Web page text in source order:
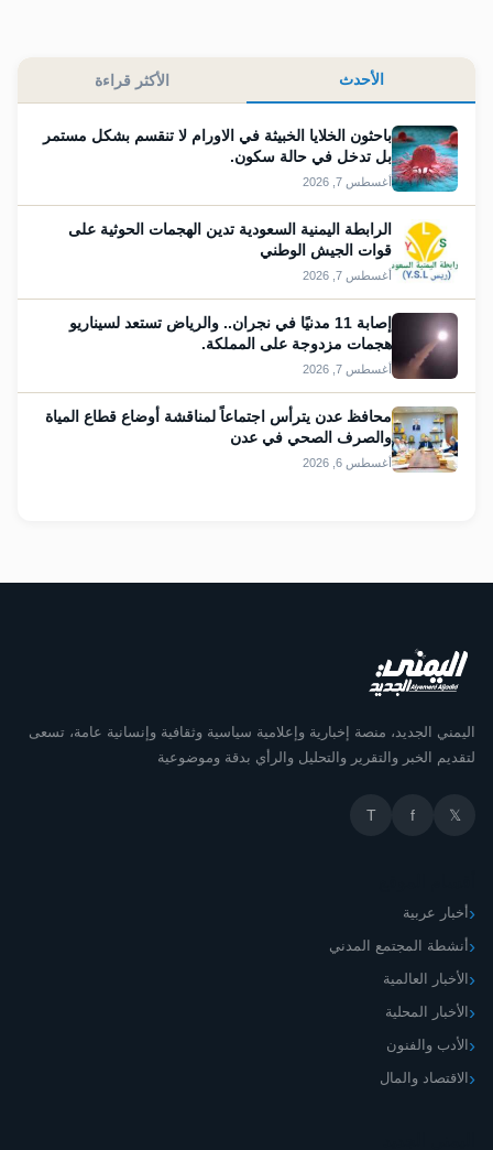
الأحدث الأكثر قراءة
باحثون الخلايا الخبيثة في الاورام لا تنقسم بشكل مستمر
بل تدخل في حالة سكون.
أغسطس 7, 2026
الرابطة اليمنية السعودية تدين الهجمات الحوثية على
قوات الجيش الوطني
أغسطس 7, 2026
إصابة 11 مدنيًا في نجران.. والرياض تستعد لسيناريو
هجمات مزدوجة على المملكة.
أغسطس 7, 2026
محافظ عدن يترأس اجتماعاً لمناقشة أوضاع قطاع المياة
والصرف الصحي في عدن
أغسطس 6, 2026
اليمني الجديد، منصة إخبارية وإعلامية سياسية وثقافية وإنسانية عامة، تسعى
لتقديم الخبر والتقرير والتحليل والرأي بدقة وموضوعية
𝕏
f
T
أخبار عربية
أنشطة المجتمع المدني
الأخبار العالمية
الأخبار المحلية
الأدب والفنون
الاقتصاد والمال